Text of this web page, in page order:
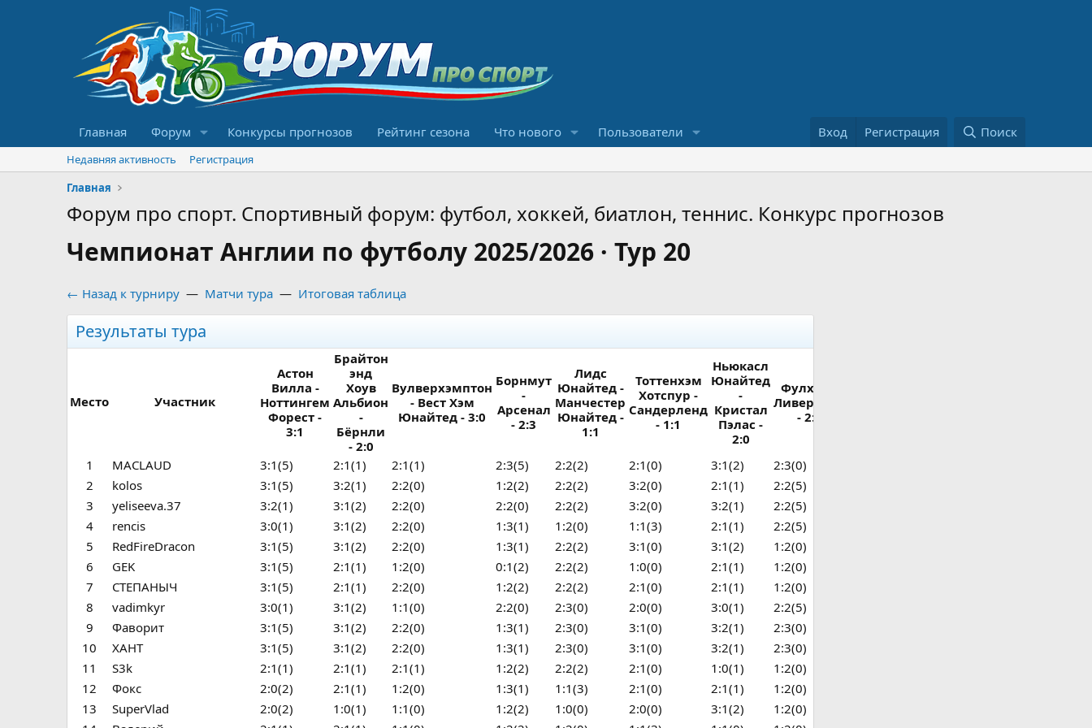
Главная Форум Конкурсы прогнозов Рейтинг сезона Что нового Пользователи Вход Регистрация Поиск
Недавняя активность
Регистрация
Главная
Форум про спорт. Спортивный форум: футбол, хоккей, биатлон, теннис. Конкурс прогнозов
Чемпионат Англии по футболу 2025/2026 · Тур 20
← Назад к турниру — Матчи тура — Итоговая таблица
Результаты тура
Место Участник
Астон
Вилла -
Ноттингем
Форест -
3:1
Брайтон
энд
Хоув
Альбион
-
Бёрнли
- 2:0
Вулверхэмптон
- Вест Хэм
Юнайтед - 3:0
Борнмут
-
Арсенал
- 2:3
Лидс
Юнайтед -
Манчестер
Юнайтед -
1:1
Тоттенхэм
Хотспур -
Сандерленд
- 1:1
Ньюкасл
Юнайтед
-
Кристал
Пэлас -
2:0
Фулхэм -
Ливерпуль
- 2:2
1 MACLAUD 3:1(5) 2:1(1) 2:1(1) 2:3(5) 2:2(2) 2:1(0) 3:1(2) 2:3(0)
2
kolos 3:1(5) 3:2(1) 2:2(0) 1:2(2) 2:2(2) 3:2(0) 2:1(1) 2:2(5)
3
yeliseeva.37 3:2(1) 3:1(2) 2:2(0) 2:2(0) 2:2(2) 3:2(0) 3:2(1) 2:2(5)
4
rencis 3:0(1) 3:1(2) 2:2(0) 1:3(1) 1:2(0) 1:1(3) 2:1(1) 2:2(5)
5
RedFireDracon 3:1(5) 3:1(2) 2:2(0) 1:3(1) 2:2(2) 3:1(0) 3:1(2) 1:2(0)
6
GEK 3:1(5) 2:1(1) 1:2(0) 0:1(2) 2:2(2) 1:0(0) 2:1(1) 1:2(0)
7
СТЕПАНЫЧ 3:1(5) 2:1(1) 2:2(0) 1:2(2) 2:2(2) 2:1(0) 2:1(1) 1:2(0)
8
vadimkyr 3:0(1) 3:1(2) 1:1(0) 2:2(0) 2:3(0) 2:0(0) 3:0(1) 2:2(5)
9
Фаворит 3:1(5) 3:1(2) 2:2(0) 1:3(1) 2:3(0) 3:1(0) 3:2(1) 2:3(0)
10
ХАНТ 3:1(5) 3:1(2) 2:2(0) 1:3(1) 2:3(0) 3:1(0) 3:2(1) 2:3(0)
11
S3k 2:1(1) 2:1(1) 2:1(1) 1:2(2) 2:2(2) 2:1(0) 1:0(1) 1:2(0)
12
Фокс 2:0(2) 2:1(1) 1:2(0) 1:3(1) 1:1(3) 2:1(0) 2:1(1) 1:2(0)
13
SuperVlad 2:0(2) 1:0(1) 1:1(0) 1:2(2) 1:0(0) 2:0(0) 3:1(2) 1:2(0)